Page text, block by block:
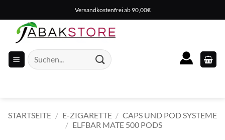
Inhalt
springen
Versandkostenfrei ab 90,00€
Suche
nach:
STARTSEITE / E-ZIGARETTE / CAPS UND POD SYSTEME
/ ELFBAR MATE 500 PODS